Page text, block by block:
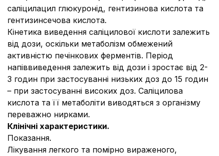
саліцилацил глюкуронід, гентизинова кислота та
гентизинсечова кислота.
Кінетика виведення саліцилової кислоти залежить
від дози, оскільки метаболізм обмежений
активністю печінкових ферментів. Період
напіввиведення залежить від дози і зростає від 2-
3 годин при застосуванні низьких доз до 15 годин
– при застосуванні високих доз. Саліцилова
кислота та її метаболіти виводяться з організму
переважно нирками.
Клінічні характеристики.
Показання.
Лікування легкого та помірно вираженого,